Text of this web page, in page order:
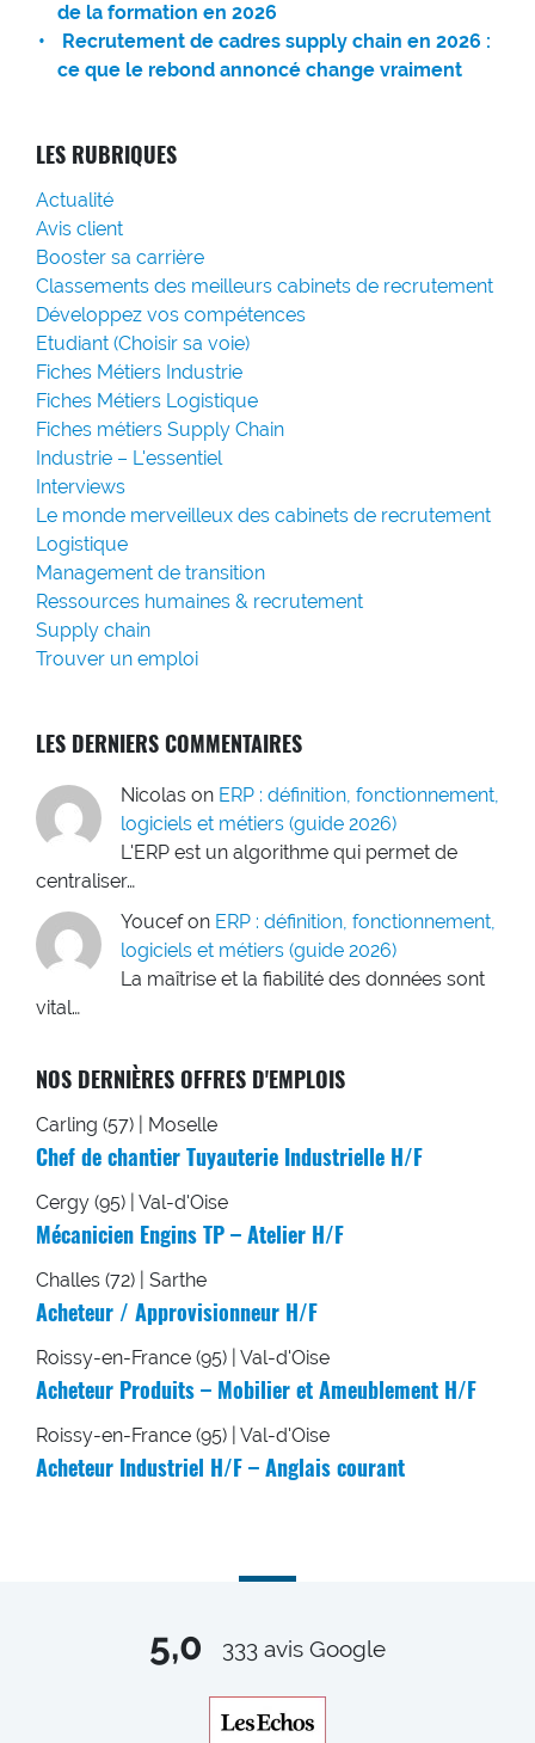
de la formation en 2026
Recrutement de cadres supply chain en 2026 :
ce que le rebond annoncé change vraiment
LES RUBRIQUES
Actualité
Avis client
Booster sa carrière
Classements des meilleurs cabinets de recrutement
Développez vos compétences
Etudiant (Choisir sa voie)
Fiches Métiers Industrie
Fiches Métiers Logistique
Fiches métiers Supply Chain
Industrie – L'essentiel
Interviews
Le monde merveilleux des cabinets de recrutement
Logistique
Management de transition
Ressources humaines & recrutement
Supply chain
Trouver un emploi
LES DERNIERS COMMENTAIRES
Nicolas on ERP : définition, fonctionnement,
logiciels et métiers (guide 2026)
L'ERP est un algorithme qui permet de
centraliser…
Youcef on ERP : définition, fonctionnement,
logiciels et métiers (guide 2026)
La maîtrise et la fiabilité des données sont
vital…
NOS DERNIÈRES OFFRES D'EMPLOIS
Carling (57) | Moselle
Chef de chantier Tuyauterie Industrielle H/F
Cergy (95) | Val-d'Oise
Mécanicien Engins TP – Atelier H/F
Challes (72) | Sarthe
Acheteur / Approvisionneur H/F
Roissy-en-France (95) | Val-d'Oise
Acheteur Produits – Mobilier et Ameublement H/F
Roissy-en-France (95) | Val-d'Oise
Acheteur Industriel H/F – Anglais courant
5,0 333 avis Google